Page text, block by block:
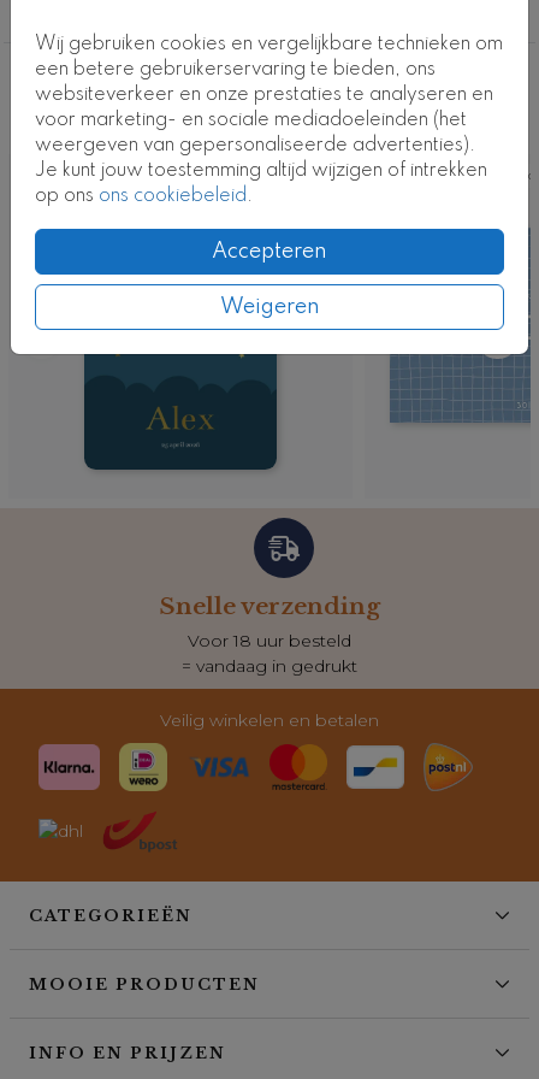
Wij gebruiken cookies en vergelijkbare technieken om
een betere gebruikerservaring te bieden, ons
websiteverkeer en onze prestaties te analyseren en
voor marketing- en sociale mediadoeleinden (het
weergeven van gepersonaliseerde advertenties).
Je kunt jouw toestemming altijd wijzigen of intrekken
op ons ons cookiebeleid.
Accepteren
Weigeren
proefdruk en bewonder de kaart in het echt.
Kaartcode: 1117-j
Deze ontwerpen vind je misschien ook
leuk
Kaart
Snelle verzending
Voor 18 uur besteld
= vandaag in gedrukt
Veilig winkelen en betalen
CATEGORIEËN
MOOIE PRODUCTEN
INFO EN PRIJZEN